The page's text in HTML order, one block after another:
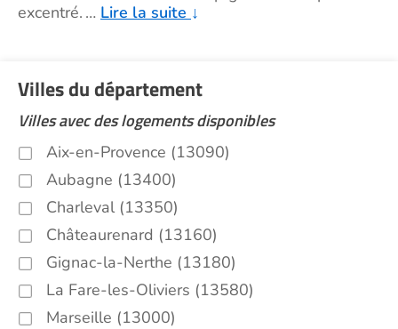
excentré. … Lire la suite ↓
Villes du département
Villes avec des logements disponibles
Aix-en-Provence (13090)
Aubagne (13400)
Charleval (13350)
Châteaurenard (13160)
Gignac-la-Nerthe (13180)
La Fare-les-Oliviers (13580)
Marseille (13000)